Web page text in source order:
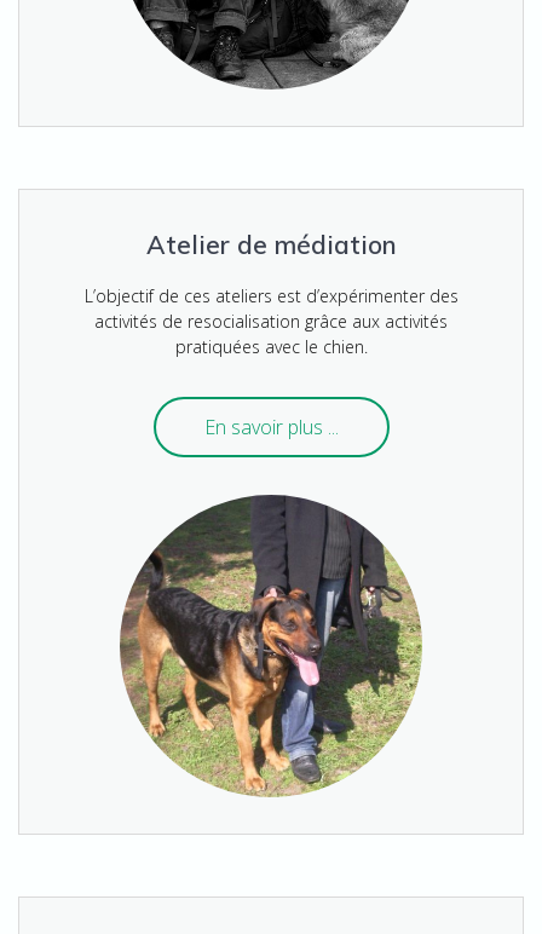
Atelier de médiation
L’objectif de ces ateliers est d’expérimenter des
activités de resocialisation grâce aux activités
pratiquées avec le chien.
En savoir plus ...